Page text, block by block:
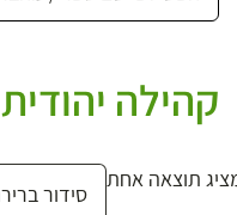
קהילה יהודית
תוצאה אחת